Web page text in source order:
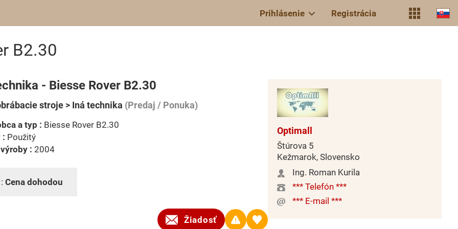
Prihlásenie Registrácia
B2.30
- Biesse Rover B2.30
stroje > Iná technika (Predaj / Ponuka)
a typ : Biesse Rover B2.30
: Použitý
: 2004
Cena dohodou
Žiadosť
Optimall
Štúrova 5
Kežmarok, Slovensko
Ing. Roman Kurila
*** Telefón ***
*** E-mail ***